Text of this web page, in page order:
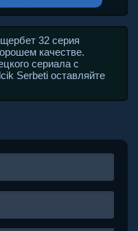
32 серия
качестве.
сериала с
Serbeti оставляйте